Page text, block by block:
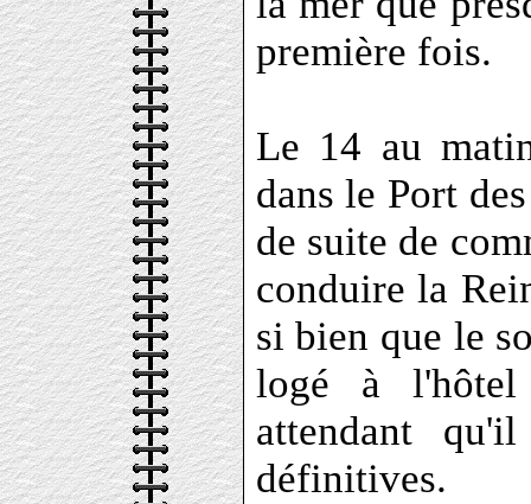
première fois.
Le 14 au
dans le Port
de suite de
conduire la
si bien que le
logé à l'hôtel
attendant
définitives.